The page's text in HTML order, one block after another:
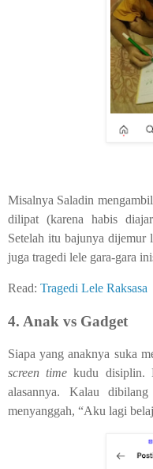
Misalnya Saladin
dilipat (karena habis
Setelah itu bajunya dijemur
juga tragedi lele gara-gara
Read: Tragedi Lele Raksasa
4. Anak vs Gadget
Siapa yang anaknya suka
screen timekudu disiplin.
alasannya. Kalau
menyanggah, “Aku lagi